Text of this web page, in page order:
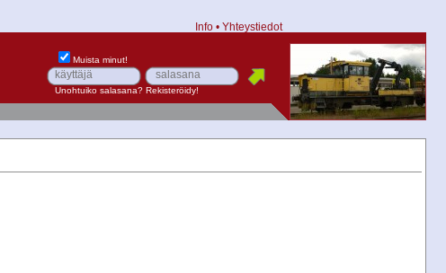
Info • Yhteystiedot
Muista minut!
Unohtuiko salasana? Rekisteröidy!